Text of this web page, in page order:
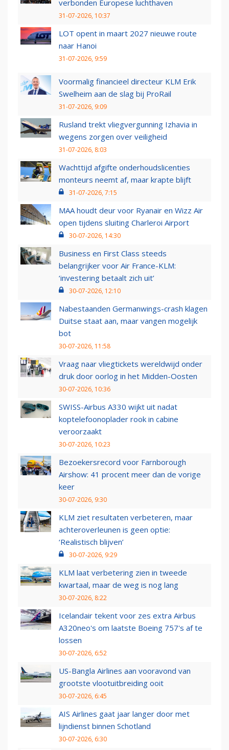
verbonden Europese luchthaven
31-07-2026, 10:37
LOT opent in maart 2027 nieuwe route
naar Hanoi
31-07-2026, 9:59
Voormalig financieel directeur KLM Erik
Swelheim aan de slag bij ProRail
31-07-2026, 9:09
Rusland trekt vliegvergunning Izhavia in
wegens zorgen over veiligheid
31-07-2026, 8:03
Wachttijd afgifte onderhoudslicenties
monteurs neemt af, maar krapte blijft
31-07-2026, 7:15
MAA houdt deur voor Ryanair en Wizz Air
open tijdens sluiting Charleroi Airport
30-07-2026, 14:30
Business en First Class steeds
belangrijker voor Air France-KLM:
‘investering betaalt zich uit’
30-07-2026, 12:10
Nabestaanden Germanwings-crash klagen
Duitse staat aan, maar vangen mogelijk
bot
30-07-2026, 11:58
Vraag naar vliegtickets wereldwijd onder
druk door oorlog in het Midden-Oosten
30-07-2026, 10:36
SWISS-Airbus A330 wijkt uit nadat
koptelefoonoplader rook in cabine
veroorzaakt
30-07-2026, 10:23
Bezoekersrecord voor Farnborough
Airshow: 41 procent meer dan de vorige
keer
30-07-2026, 9:30
KLM ziet resultaten verbeteren, maar
achteroverleunen is geen optie:
‘Realistisch blijven’
30-07-2026, 9:29
KLM laat verbetering zien in tweede
kwartaal, maar de weg is nog lang
30-07-2026, 8:22
Icelandair tekent voor zes extra Airbus
A320neo's om laatste Boeing 757's af te
lossen
30-07-2026, 6:52
US-Bangla Airlines aan vooravond van
grootste vlootuitbreiding ooit
30-07-2026, 6:45
AIS Airlines gaat jaar langer door met
lijndienst binnen Schotland
30-07-2026, 6:30